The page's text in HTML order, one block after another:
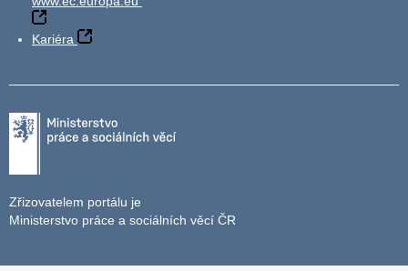
Kariéra
Zřizovatelem portálu je
Ministerstvo práce a sociálních věcí ČR